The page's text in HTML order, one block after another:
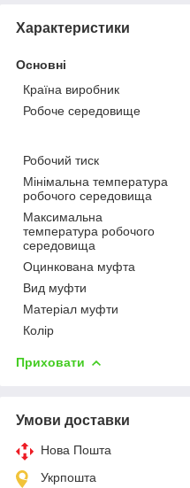
Характеристики
Основні
Країна виробник
Робоче середовище
Робочий тиск
Мінімальна температура
робочого середовища
Максимальна
температура робочого
середовища
Оцинкована муфта
Вид муфти
Матеріал муфти
Колір
Приховати
Умови доставки
Нова Пошта
Укрпошта